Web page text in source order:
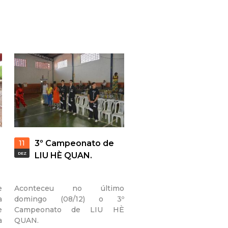
11
DEZ
3º Campeonato de
LIU HÈ QUAN.
Aconteceu no último
domingo (08/12) o 3º
Campeonato de LIU HÈ
QUAN.